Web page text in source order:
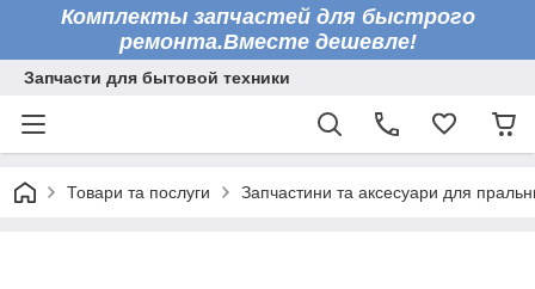
Комплекты запчастей для быстрого
ремонта.Вместе дешевле!
Запчасти для бытовой техники
Товари та послуги Запчастини та аксесуари для